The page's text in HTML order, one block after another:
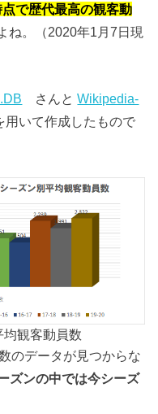
で歴代最高の観客動
ね。（2020年1月7日現
さんとWikipedia-
用いて作成したもので
均観客動員数
のデータが見つからな
ズンの中では今シーズ